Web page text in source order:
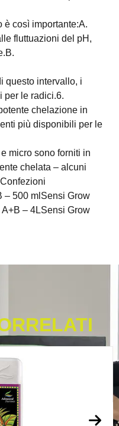
è così importante:A.
fluttuazioni del pH,
questo intervallo, i
per le radici.6.
chelazione in
più disponibili per le
micro sono forniti in
chelata – alcuni
– 500 mlSensi Grow
– 4LSensi Grow